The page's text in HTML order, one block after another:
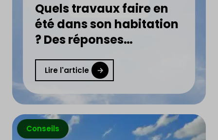
Quels travaux faire en
été dans son habitation
? Des réponses
concrètes et utiles en
moins de 5 min !
Lire l'article
Conseils